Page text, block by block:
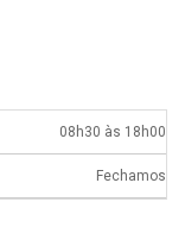
08h30 às 18h00
Fechamos